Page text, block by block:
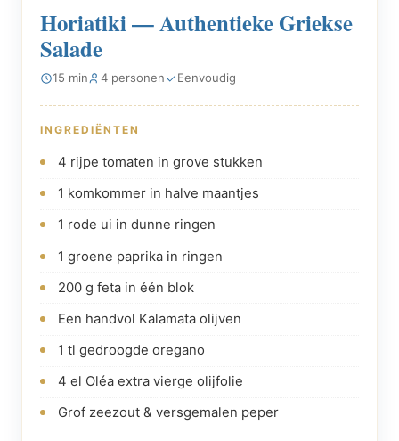
Horiatiki — Authentieke Griekse
Salade
15 min 4 personen Eenvoudig
INGREDIËNTEN
4 rijpe tomaten in grove stukken
1 komkommer in halve maantjes
1 rode ui in dunne ringen
1 groene paprika in ringen
200 g feta in één blok
Een handvol Kalamata olijven
1 tl gedroogde oregano
4 el Oléa extra vierge olijfolie
Grof zeezout & versgemalen peper